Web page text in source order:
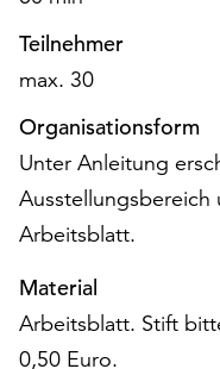
Seite
Schaltfläche
„Cookie-
Einstellungen“
zur
Verfügung.
Funktionale
werden
auch
Teilnehmer
max. 30
Organisationsform
Unter Anleitung
Arbeitsblatt.
Material
Arbeitsblatt. Stift
0,50 Euro.